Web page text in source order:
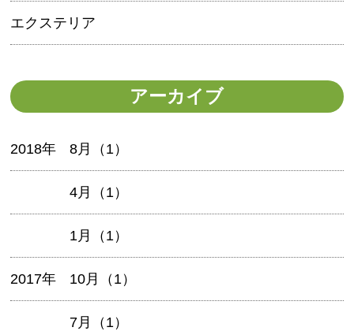
エクステリア
アーカイブ
2018年 8月（1）
4月（1）
1月（1）
2017年 10月（1）
7月（1）